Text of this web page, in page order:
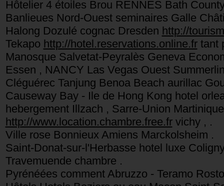
Hôtelier 4 étoiles Brou RENNES Bath
Banlieues Nord-Ouest seminaires Galle
Halong Dozulé cognac Dresden http://
Tekapo http://hotel.reservations.online.frtant
Manosque Salvetat-Peyralès Geneva
Essen , NANCY Las Vegas Ouest
Cléguérec Tanjung Benoa Beach aurillac
Causeway Bay - Ile de Hong Kong hotel
hebergement Illzach , Sarre-Union
http://www.location.chambre.free.frvichy , .
Ville rose Bonnieux Amiens Marckolsheim .
Saint-Donat-sur-l'Herbasse hotel luxe
Travemuende chambre .
Pyrénéées comment Abruzzo - Teramo